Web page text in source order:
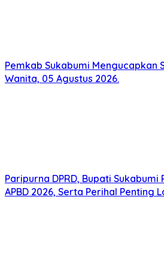
Pemkab Sukabumi Mengucapkan
Wanita, 05 Agustus 2026.
Paripurna DPRD, Bupati
APBD 2026, Serta Perihal Penting